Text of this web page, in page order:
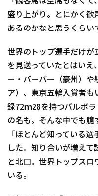
盛り上がり。とにかく歓
あるのかなと思うくらい
世界のトップ選手だけが
を見送っていたとはいえ
ー・バーバー（豪州）や
ア）、東京五輪入賞者も
録72ｍ28を持つバルボラ
の名も。そんな中でも臆
「ほとんど知っている
した。知り合いが増えて
と北口。世界トップスロ
いる。